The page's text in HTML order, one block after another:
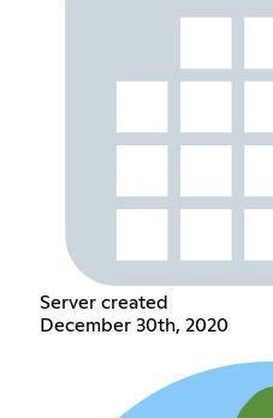
Server created
December 30th, 2020